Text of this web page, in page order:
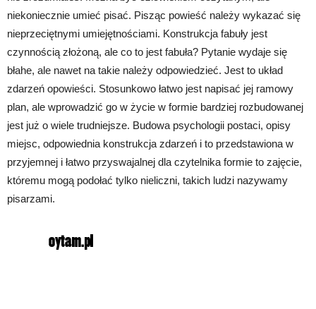
niekoniecznie umieć pisać. Pisząc powieść należy wykazać się
nieprzeciętnymi umiejętnościami. Konstrukcja fabuły jest
czynnością złożoną, ale co to jest fabuła? Pytanie wydaje się
błahe, ale nawet na takie należy odpowiedzieć. Jest to układ
zdarzeń opowieści. Stosunkowo łatwo jest napisać jej ramowy
plan, ale wprowadzić go w życie w formie bardziej rozbudowanej
jest już o wiele trudniejsze. Budowa psychologii postaci, opisy
miejsc, odpowiednia konstrukcja zdarzeń i to przedstawiona w
przyjemnej i łatwo przyswajalnej dla czytelnika formie to zajęcie,
któremu mogą podołać tylko nieliczni, takich ludzi nazywamy
pisarzami.